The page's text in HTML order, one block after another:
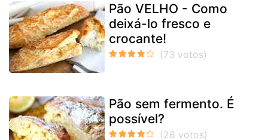
Pão VELHO - Como
deixá-lo fresco e
crocante!
Pão sem fermento. É
possível?